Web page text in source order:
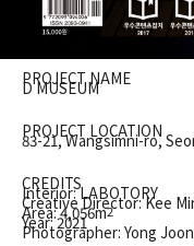
PROJECT NAME
D MUSEUM
PROJECT LOCATION
83-21, Wangsimni-ro,
CREDITS
Interior: LABOTORY
Creative Director: Kee
Area: 4,056m2
Year: 2021
Photographer: Yong